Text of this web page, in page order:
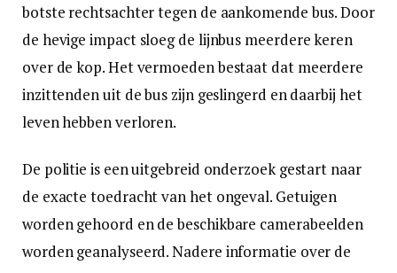
botste rechtsachter tegen de aankomende bus. Door
de hevige impact sloeg de lijnbus meerdere keren
over de kop. Het vermoeden bestaat dat meerdere
inzittenden uit de bus zijn geslingerd en daarbij het
leven hebben verloren.
De politie is een uitgebreid onderzoek gestart naar
de exacte toedracht van het ongeval. Getuigen
worden gehoord en de beschikbare camerabeelden
worden geanalyseerd. Nadere informatie over de